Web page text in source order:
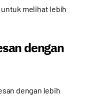
melihat lebih
dengan
dengan lebih